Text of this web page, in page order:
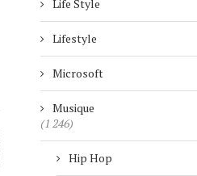
Life Style
Lifestyle
Microsoft
Musique
(1 246)
Hip Hop